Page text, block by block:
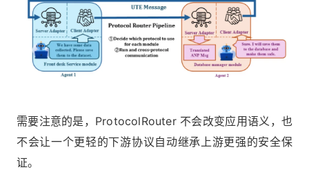
需要注意的是，ProtocolRouter 不会改变应用语义，也
不会让一个更轻的下游协议自动继承上游更强的安全保
证。